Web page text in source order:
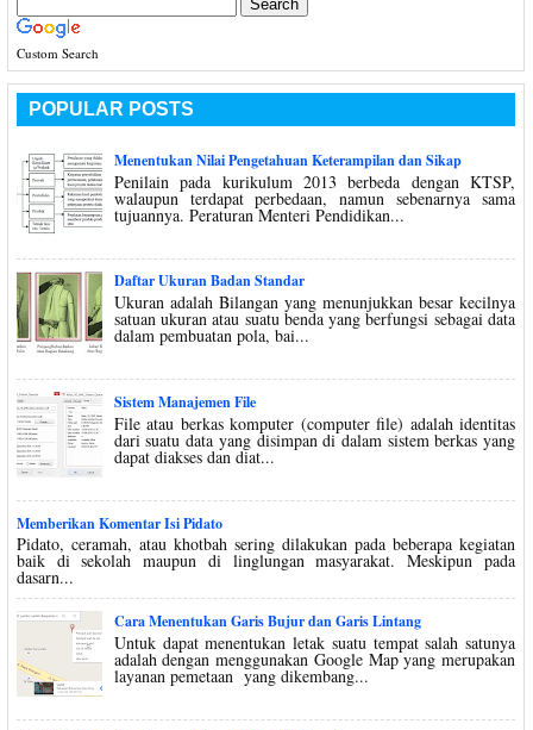
Custom Search
POPULAR POSTS
Menentukan Nilai Pengetahuan Keterampilan dan Sikap
Penilain pada kurikulum 2013 berbeda dengan KTSP,
walaupun terdapat perbedaan, namun sebenarnya sama
tujuannya. Peraturan Menteri Pendidikan...
Daftar Ukuran Badan Standar
Ukuran adalah Bilangan yang menunjukkan besar kecilnya
satuan ukuran atau suatu benda yang berfungsi sebagai data
dalam pembuatan pola, bai...
Sistem Manajemen File
File atau berkas komputer (computer file) adalah identitas
dari suatu data yang disimpan di dalam sistem berkas yang
dapat diakses dan diat...
Memberikan Komentar Isi Pidato
Pidato, ceramah, atau khotbah sering dilakukan pada beberapa kegiatan
baik di sekolah maupun di linglungan masyarakat. Meskipun pada
dasarn...
Cara Menentukan Garis Bujur dan Garis Lintang
Untuk dapat menentukan letak suatu tempat salah satunya
adalah dengan menggunakan Google Map yang merupakan
layanan pemetaan yang dikembang...